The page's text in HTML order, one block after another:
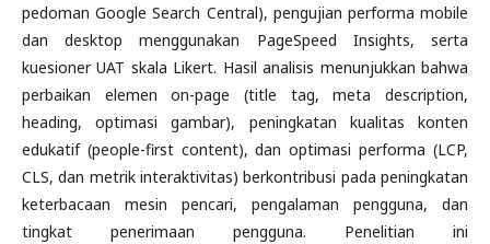
pedoman Google Search Central), pengujian performa mobile
dan desktop menggunakan PageSpeed Insights, serta
kuesioner UAT skala Likert. Hasil analisis menunjukkan bahwa
perbaikan elemen on-page (title tag, meta description,
heading, optimasi gambar), peningkatan kualitas konten
edukatif (people-first content), dan optimasi performa (LCP,
CLS, dan metrik interaktivitas) berkontribusi pada peningkatan
keterbacaan mesin pencari, pengalaman pengguna, dan
tingkat penerimaan pengguna. Penelitian ini